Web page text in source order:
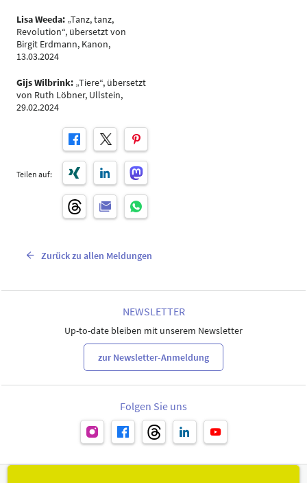
Lisa Weeda: „Tanz, tanz,
Revolution“, übersetzt von
Birgit Erdmann, Kanon,
13.03.2024
Gijs Wilbrink: „Tiere“, übersetzt
von Ruth Löbner, Ullstein,
29.02.2024
Teilen auf:
Zurück zu allen Meldungen
NEWSLETTER
Up-to-date bleiben mit unserem Newsletter
zur Newsletter-Anmeldung
Folgen Sie uns